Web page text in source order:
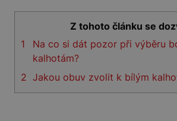
Z tohoto článku se
1
Na co si dát pozor při výběru
kalhotám?
2 Jakou obuv zvolit k bílým